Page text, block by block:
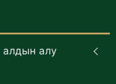
алу